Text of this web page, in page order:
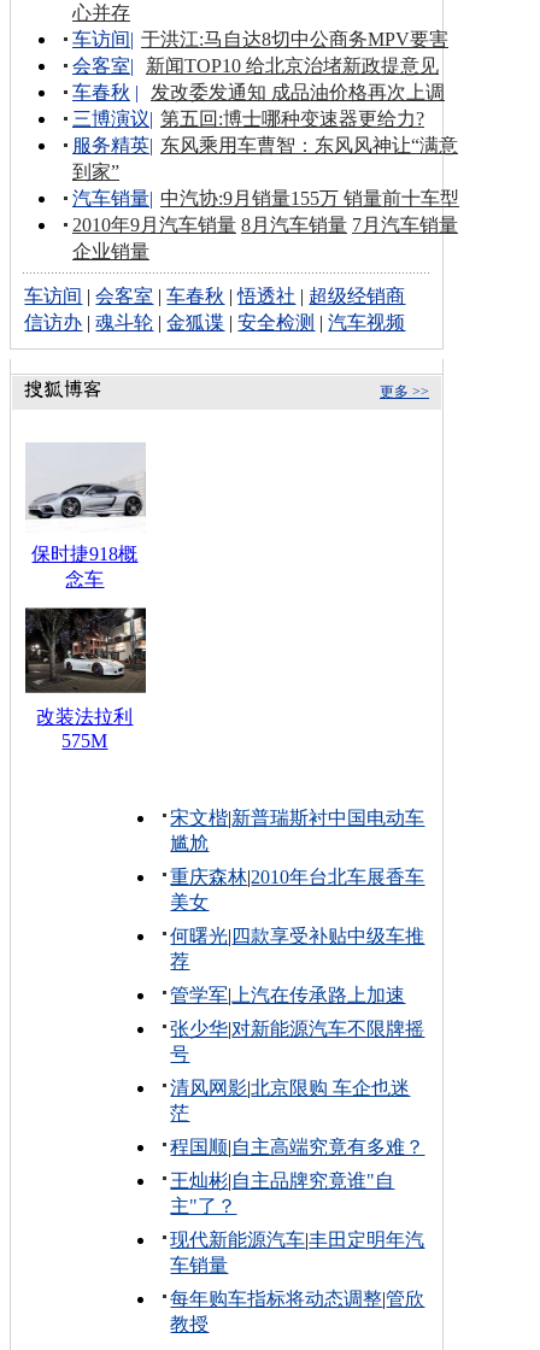
心并存
车访间| 于洪江:马自达8切中公商务MPV要害
会客室|
新闻TOP10 给北京治堵新政提意见
车春秋 |
发改委发通知 成品油价格再次上调
三博演议| 第五回:博士哪种变速器更给力?
服务精英| 东风乘用车曹智：东风风神让“满意
到家”
汽车销量| 中汽协:9月销量155万 销量前十车型
2010年9月汽车销量 8月汽车销量 7月汽车销量
企业销量
车访间 |会客室 |车春秋 |悟透社 | 超级经销商
信访办 |魂斗轮 |金狐谍 |安全检测 |汽车视频
更多 >>
保时捷918概
念车
改装法拉利
575M
宋文楷|新普瑞斯衬中国电动车
尴尬
重庆森林|2010年台北车展香车
美女
何曙光| 四款享受补贴中级车推
荐
管学军| 上汽在传承路上加速
张少华|对新能源汽车不限牌摇
号
清风网影|北京限购 车企也迷
茫
程国顺|自主高端究竟有多难？
王灿彬|自主品牌究竟谁"自
主"了？
现代新能源汽车|丰田定明年汽
车销量
每年购车指标将动态调整|管欣
教授